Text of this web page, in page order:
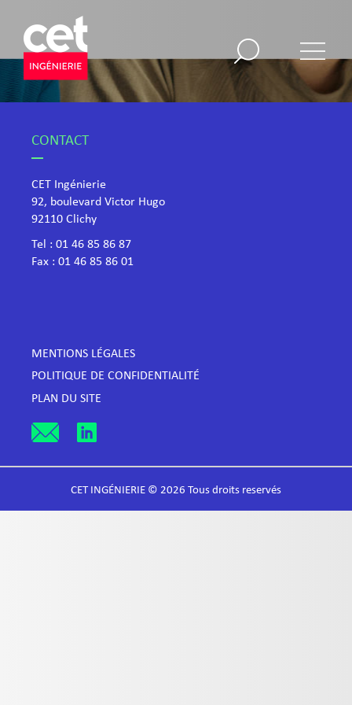
CONTACT
CET Ingénierie
92, boulevard Victor Hugo
​92110 Clichy
Tel : 01 46 85 86 87
Fax : 01 46 85 86 01
MENTIONS LÉGALES
POLITIQUE DE CONFIDENTIALITÉ
PLAN DU SITE
CET INGÉNIERIE © 2026 Tous droits reservés